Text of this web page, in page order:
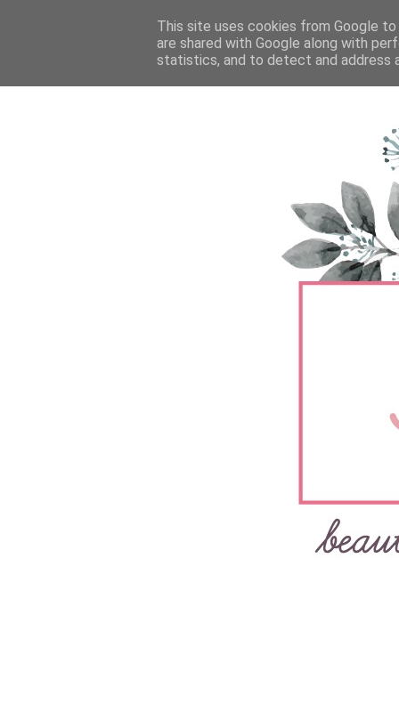
TERMÉKTESZTEK BŐRÁPOLÁS
This site uses cookies from Google
are shared with Google along with
statistics, and to detect and address